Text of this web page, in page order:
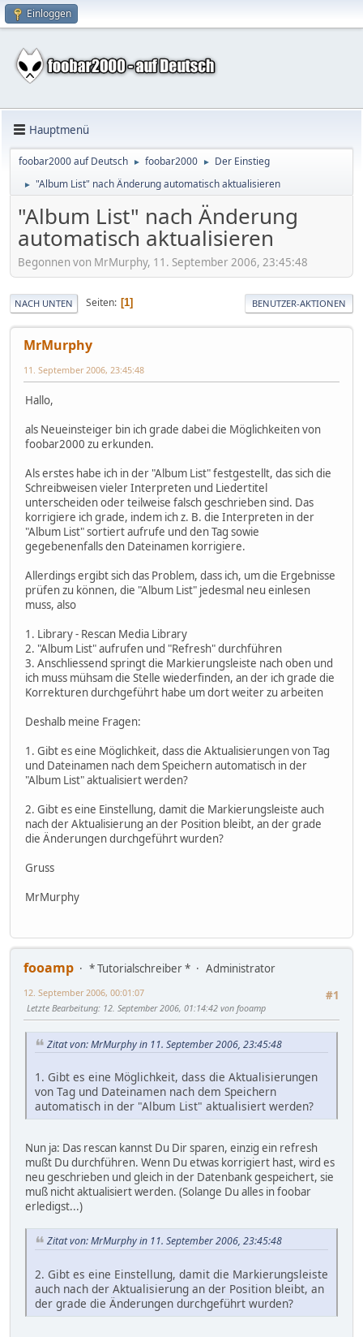
Einloggen
Hauptmenü
foobar2000 auf Deutsch ► foobar2000 ► Der Einstieg
► "Album List" nach Änderung automatisch aktualisieren
"Album List" nach Änderung
automatisch aktualisieren
Begonnen von MrMurphy, 11. September 2006, 23:45:48
NACH UNTEN Seiten 1 BENUTZER-AKTIONEN
MrMurphy
11. September 2006, 23:45:48
Hallo,
als Neueinsteiger bin ich grade dabei die Möglichkeiten von
foobar2000 zu erkunden.
Als erstes habe ich in der "Album List" festgestellt, das sich die
Schreibweisen vieler Interpreten und Liedertitel
unterscheiden oder teilweise falsch geschrieben sind. Das
korrigiere ich grade, indem ich z. B. die Interpreten in der
"Album List" sortiert aufrufe und den Tag sowie
gegebenenfalls den Dateinamen korrigiere.
Allerdings ergibt sich das Problem, dass ich, um die Ergebnisse
prüfen zu können, die "Album List" jedesmal neu einlesen
muss, also
1. Library - Rescan Media Library
2. "Album List" aufrufen und "Refresh" durchführen
3. Anschliessend springt die Markierungsleiste nach oben und
ich muss mühsam die Stelle wiederfinden, an der ich grade die
Korrekturen durchgeführt habe um dort weiter zu arbeiten
Deshalb meine Fragen:
1. Gibt es eine Möglichkeit, dass die Aktualisierungen von Tag
und Dateinamen nach dem Speichern automatisch in der
"Album List" aktualisiert werden?
2. Gibt es eine Einstellung, damit die Markierungsleiste auch
nach der Aktualisierung an der Position bleibt, an der grade
die Änderungen durchgeführt wurden?
Gruss
MrMurphy
fooamp * Tutorialschreiber *
Administrator
#1
12. September 2006, 00:01:07
Letzte Bearbeitung: 12. September 2006, 01:14:42 von fooamp
Zitat von: MrMurphy in 11. September 2006, 23:45:48
1. Gibt es eine Möglichkeit, dass die Aktualisierungen
von Tag und Dateinamen nach dem Speichern
automatisch in der "Album List" aktualisiert werden?
Nun ja: Das rescan kannst Du Dir sparen, einzig ein refresh
mußt Du durchführen. Wenn Du etwas korrigiert hast, wird es
neu geschrieben und gleich in der Datenbank gespeichert, sie
muß nicht aktualisiert werden. (Solange Du alles in foobar
erledigst...)
Zitat von: MrMurphy in 11. September 2006, 23:45:48
2. Gibt es eine Einstellung, damit die Markierungsleiste
auch nach der Aktualisierung an der Position bleibt, an
der grade die Änderungen durchgeführt wurden?